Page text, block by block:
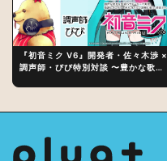
『初音ミク V6』開発者・佐々木渉 ×
調声師・びび特別対談 〜豊かな歌声